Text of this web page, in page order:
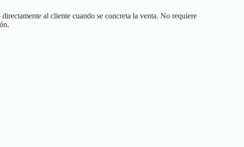
al cliente cuando se concreta la venta. No requiere